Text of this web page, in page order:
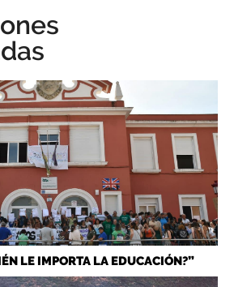
LE IMPORTA LA EDUCACIÓN?”